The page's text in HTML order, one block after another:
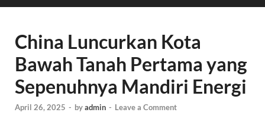
China Luncurkan Kota
Bawah Tanah Pertama yang
Sepenuhnya Mandiri Energi
April 26, 2025 - byadmin - Leave a Comment